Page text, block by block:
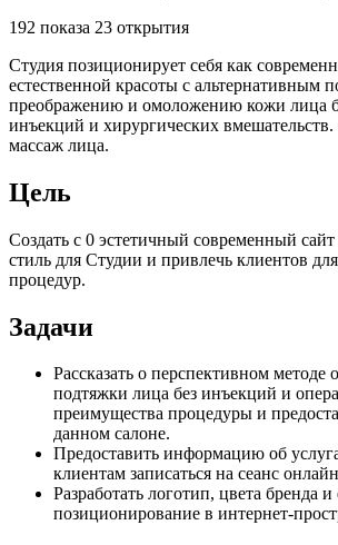
192 показа 23 открытия
Студия позиционирует себя как
естественной красоты с альтернативным
преображению и омоложению кожи лица
инъекций и хирургических
массаж лица.
Цель
Создать c 0 эстетичный современный
стиль для Студии и привлечь клиентов
процедур.
Задачи
Рассказать о перспективном методе
подтяжки лица без инъекций и
преимущества процедуры и
данном салоне.
Предоставить информацию об
клиентам записаться на сеанс
Разработать логотип, цвета бренда и
позиционирование в интернет-